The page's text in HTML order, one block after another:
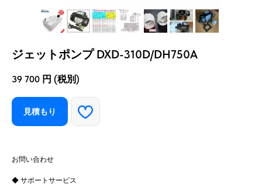
ジェットポンプ DXD-310D/DH750A
39 700 円 (税別)
見積もり
お問い合わせ
◆ サポートサービス